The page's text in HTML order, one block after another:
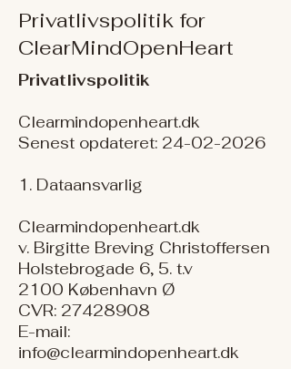
Privatlivspolitik for
ClearMindOpenHeart
Privatlivspolitik
Clearmindopenheart.dk
Senest opdateret: 24-02-2026
1. Dataansvarlig
Clearmindopenheart.dk
v. Birgitte Breving Christoffersen
Holstebrogade 6, 5. t.v
2100 København Ø
CVR: 27428908
E-mail:
info@clearmindopenheart.dk